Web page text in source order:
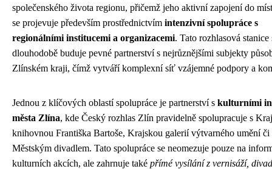
společenského života regionu, přičemž jeho aktivní zapojení do
se projevuje především prostřednictvím intenzivní spolupráce s
regionálními institucemi a organizacemi. Tato rozhlasová stanice
dlouhodobě buduje pevné partnerství s nejrůznějšími subjekty
Zlínském kraji, čímž vytváří komplexní síť vzájemné podpory a
Jednou z klíčových oblastí spolupráce je partnerství s kulturními
města Zlína, kde Český rozhlas Zlín pravidelně spolupracuje s
knihovnou Františka Bartoše, Krajskou galerií výtvarného umění či
Městským divadlem. Tato spolupráce se neomezuje pouze na
kulturních akcích, ale zahrnuje také přímé vysílání z vernisáží,